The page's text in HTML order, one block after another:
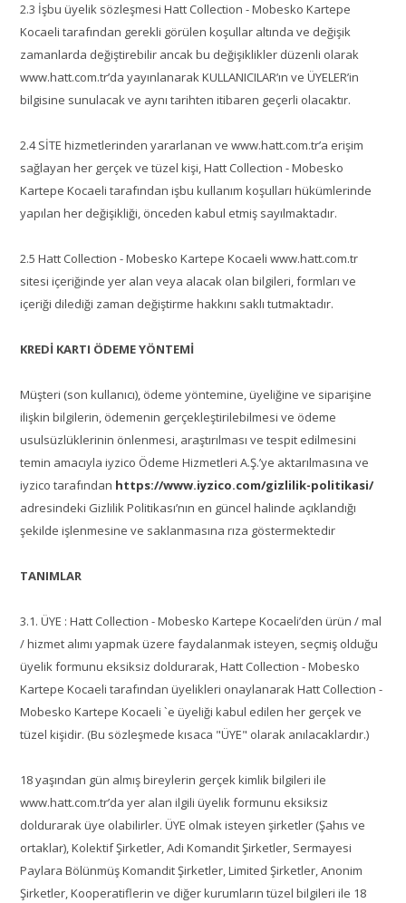
2.3 İşbu üyelik sözleşmesi Hatt Collection - Mobesko Kartepe
Kocaeli tarafından gerekli görülen koşullar altında ve değişik
zamanlarda değiştirebilir ancak bu değişiklikler düzenli olarak
www.hatt.com.tr’da yayınlanarak KULLANICILAR’ın ve ÜYELER’in
bilgisine sunulacak ve aynı tarihten itibaren geçerli olacaktır.
2.4 SİTE hizmetlerinden yararlanan ve www.hatt.com.tr’a erişim
sağlayan her gerçek ve tüzel kişi, Hatt Collection - Mobesko
Kartepe Kocaeli tarafından işbu kullanım koşulları hükümlerinde
yapılan her değişikliği, önceden kabul etmiş sayılmaktadır.
2.5 Hatt Collection - Mobesko Kartepe Kocaeli www.hatt.com.tr
sitesi içeriğinde yer alan veya alacak olan bilgileri, formları ve
içeriği dilediği zaman değiştirme hakkını saklı tutmaktadır.
KREDİ KARTI ÖDEME YÖNTEMİ
Müşteri (son kullanıcı), ödeme yöntemine, üyeliğine ve siparişine
ilişkin bilgilerin, ödemenin gerçekleştirilebilmesi ve ödeme
usulsüzlüklerinin önlenmesi, araştırılması ve tespit edilmesini
temin amacıyla iyzico Ödeme Hizmetleri A.Ş.’ye aktarılmasına ve
iyzico tarafından https://www.iyzico.com/gizlilik-politikasi/
adresindeki Gizlilik Politikası’nın en güncel halinde açıklandığı
şekilde işlenmesine ve saklanmasına rıza göstermektedir
TANIMLAR
3.1. ÜYE : Hatt Collection - Mobesko Kartepe Kocaeli’den ürün / mal
/ hizmet alımı yapmak üzere faydalanmak isteyen, seçmiş olduğu
üyelik formunu eksiksiz doldurarak, Hatt Collection - Mobesko
Kartepe Kocaeli tarafından üyelikleri onaylanarak Hatt Collection -
Mobesko Kartepe Kocaeli `e üyeliği kabul edilen her gerçek ve
tüzel kişidir. (Bu sözleşmede kısaca "ÜYE" olarak anılacaklardır.)
18 yaşından gün almış bireylerin gerçek kimlik bilgileri ile
www.hatt.com.tr’da yer alan ilgili üyelik formunu eksiksiz
doldurarak üye olabilirler. ÜYE olmak isteyen şirketler (Şahıs ve
ortaklar), Kolektif Şirketler, Adi Komandit Şirketler, Sermayesi
Paylara Bölünmüş Komandit Şirketler, Limited Şirketler, Anonim
Şirketler, Kooperatiflerin ve diğer kurumların tüzel bilgileri ile 18